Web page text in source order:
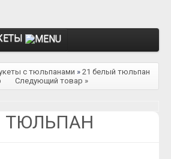
с тюльпанами » 21 белый тюльпан
Следующий товар »
ТЮЛЬПАН